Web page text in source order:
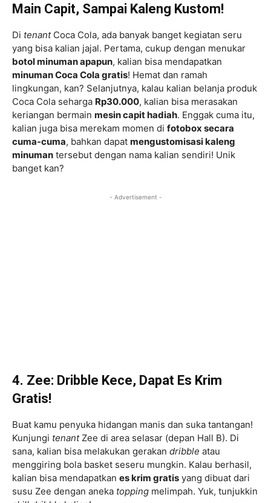
Main Capit, Sampai Kaleng Kustom!
Di tenantCoca Cola, ada banyak banget kegiatan seru
yang bisa kalian jajal. Pertama, cukup dengan menukar
botol minuman apapun, kalian bisa mendapatkan
minuman Coca Cola gratis! Hemat dan ramah
lingkungan, kan? Selanjutnya, kalau kalian belanja produk
Coca Cola seharga Rp30.000, kalian bisa merasakan
keriangan bermain mesin capit hadiah. Enggak cuma itu,
kalian juga bisa merekam momen di fotobox secara
cuma-cuma, bahkan dapat mengustomisasi kaleng
minuman tersebut dengan nama kalian sendiri! Unik
banget kan?
- Advertisement -
4. Zee: Dribble Kece, Dapat Es Krim
Gratis!
Buat kamu penyuka hidangan manis dan suka tantangan!
Kunjungi tenantZee di area selasar (depan Hall B). Di
sana, kalian bisa melakukan gerakan dribble atau
menggiring bola basket seseru mungkin. Kalau berhasil,
kalian bisa mendapatkan es krim gratis yang dibuat dari
susu Zee dengan aneka topping melimpah. Yuk, tunjukkin